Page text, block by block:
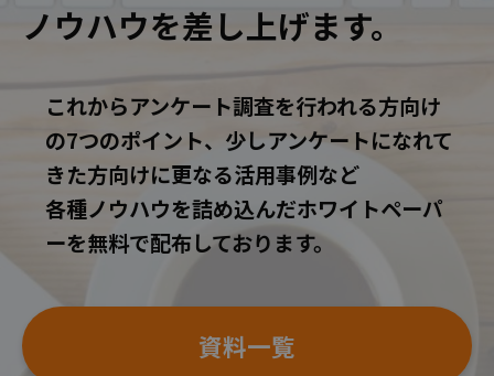
ノウハウを差し上げます。
これからアンケート調査を行われる方向け
の7つのポイント、少しアンケートになれて
きた方向けに更なる活用事例など
各種ノウハウを詰め込んだホワイトペーパ
ーを無料で配布しております。
資料一覧